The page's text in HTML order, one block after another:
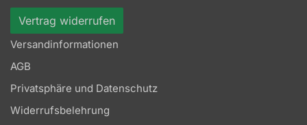
Vertrag widerrufen
Versandinformationen
AGB
Privatsphäre und Datenschutz
Widerrufsbelehrung